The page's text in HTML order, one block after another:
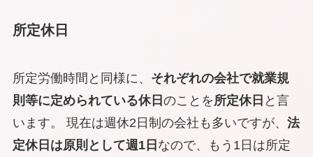
所定休日
所定労働時間と同様に、 それぞれの会社で就業規
則等に定められている休日 のことを所定休日 と言
います。 現在は週休2日制の会社も多いですが、 法
定休日は原則として週1日 なので、もう1日は所定